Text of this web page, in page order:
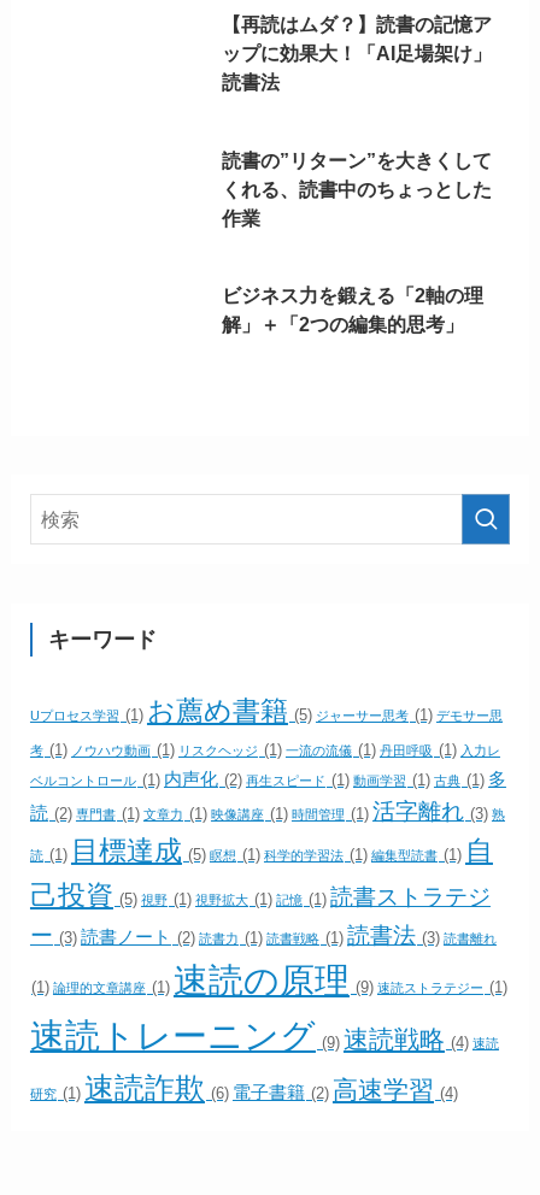
【再読はムダ？】読書の記憶ア
ップに効果大！「AI足場架け」
読書法
読書の”リターン”を大きくして
くれる、読書中のちょっとした
作業
ビジネス力を鍛える「2軸の理
解」＋「2つの編集的思考」
キーワード
Uプロセス学習 (1) お薦め書籍 (5) ジャーサー思考 (1) デモサー思
考 (1) ノウハウ動画 (1) リスクヘッジ (1) 一流の流儀 (1) 丹田呼吸 (1) 入力レ
ベルコントロール (1) 内声化 (2) 再生スピード (1) 動画学習 (1) 古典 (1) 多
読 (2) 専門書 (1) 文章力 (1) 映像講座 (1) 時間管理 (1) 活字離れ (3) 熟
読 (1) 目標達成 (5) 瞑想 (1) 科学的学習法 (1) 編集型読書 (1) 自
己投資 (5) 視野 (1) 視野拡大 (1) 記憶 (1) 読書ストラテジ
ー (3) 読書ノート (2) 読書力 (1) 読書戦略 (1) 読書法 (3) 読書離れ
(1) 論理的文章講座 (1) 速読の原理 (9) 速読ストラテジー (1)
速読トレーニング (9) 速読戦略 (4) 速読
研究 (1) 速読詐欺 (6) 電子書籍 (2) 高速学習 (4)